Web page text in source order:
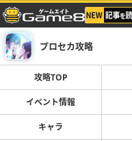
プロセカ攻略
攻略TOP
イベント情報
キャラ